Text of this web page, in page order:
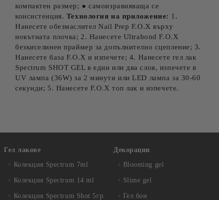
компактен размер; ● самоизравняваща се
консистенция. Технология на приложение: 1.
Нанесете обезмаслител Nail Prep F.O.X върху
нокътната плочка; 2. Нанесете Ultrabond F.O.X
безкиселинен праймер за допълнително сцепление; 3.
Нанесете база F.O.X и изпечете; 4. Нанесете гел лак
Spectrum SHOT GEL в един или два слоя, изпечете в
UV лампа (36W) за 2 минути или LED лампа за 30-60
секунди; 5. Нанесете F.O.X топ лак и изпечете.
Гел лакове
Колекция Spectrum 7ml
Колекция Spectrum 14 ml
Колекция Spectrum Shot 5гр.
Декорации
Blooming gel
Slime gel
Гел бои